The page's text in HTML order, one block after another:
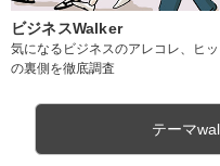
ビジネスWalker
気になるビジネスのアレコレ、ヒッ
の裏側を徹底調査
テーマ